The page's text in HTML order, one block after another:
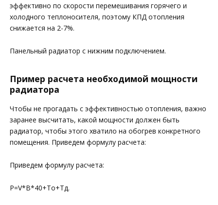
эффективно по скорости перемешивания горячего и
холодного теплоносителя, поэтому КПД отопления
снижается на 2-7%.
Панельный радиатор с нижним подключением.
Пример расчета необходимой мощности
радиатора
Чтобы не прогадать с эффективностью отопления, важно
заранее высчитать, какой мощности должен быть
радиатор, чтобы этого хватило на обогрев конкретного
помещения. Приведем формулу расчета:
Приведем формулу расчета:
P=V*B*40+To+Tд.